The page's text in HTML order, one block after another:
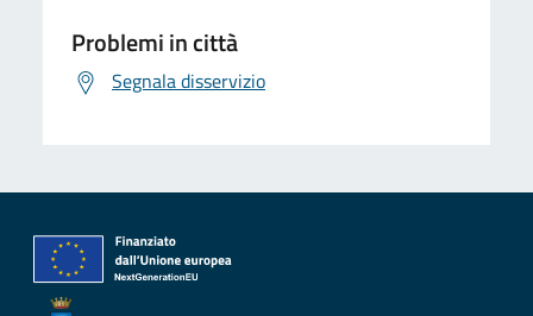
Problemi in città
Segnala disservizio